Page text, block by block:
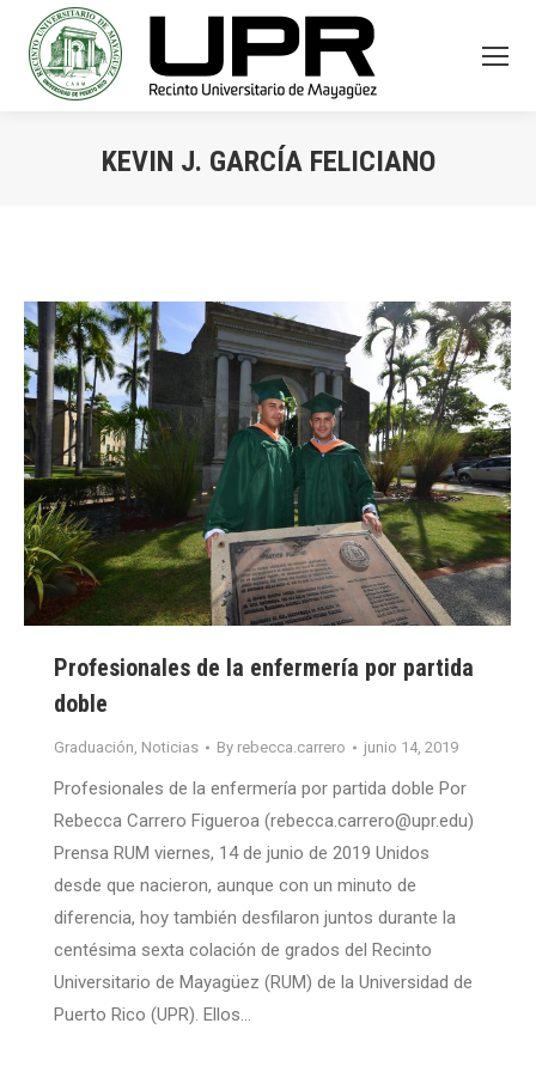
KEVIN J. GARCÍA FELICIANO
Profesionales de la enfermería por partida
doble
Graduación, Noticias By rebecca.carrero junio 14, 2019
Profesionales de la enfermería por partida doble Por
Rebecca Carrero Figueroa (rebecca.carrero@upr.edu)
Prensa RUM viernes, 14 de junio de 2019 Unidos
desde que nacieron, aunque con un minuto de
diferencia, hoy también desfilaron juntos durante la
centésima sexta colación de grados del Recinto
Universitario de Mayagüez (RUM) de la Universidad de
Puerto Rico (UPR). Ellos…